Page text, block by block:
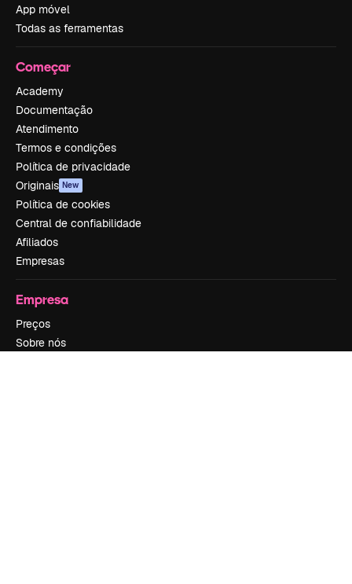
App móvel
Todas as ferramentas
Começar
Academy
Documentação
Atendimento
Termos e condições
Política de privacidade
Originais New
Política de cookies
Central de confiabilidade
Afiliados
Empresas
Empresa
Preços
Sobre nós